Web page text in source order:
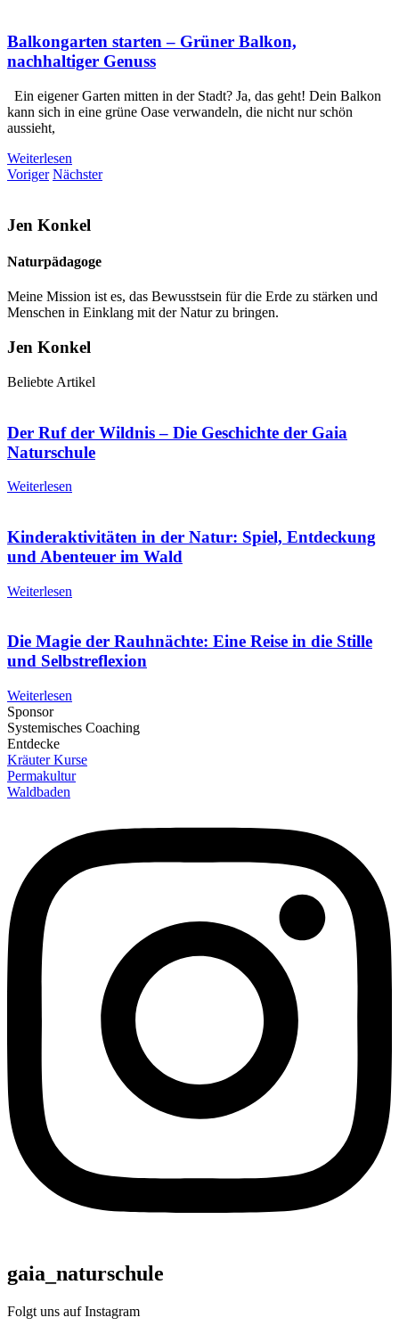
Balkongarten starten – Grüner Balkon,
nachhaltiger Genuss
Ein eigener Garten mitten in der Stadt? Ja, das geht! Dein Balkon
kann sich in eine grüne Oase verwandeln, die nicht nur schön
aussieht,
Weiterlesen
Voriger Nächster
Jen Konkel
Naturpädagoge
Meine Mission ist es, das Bewusstsein für die Erde zu stärken und
Menschen in Einklang mit der Natur zu bringen.
Jen Konkel
Beliebte Artikel
Der Ruf der Wildnis – Die Geschichte der Gaia
Naturschule
Weiterlesen
Kinderaktivitäten in der Natur: Spiel, Entdeckung
und Abenteuer im Wald
Weiterlesen
Die Magie der Rauhnächte: Eine Reise in die Stille
und Selbstreflexion
Weiterlesen
Sponsor
Systemisches Coaching
Entdecke
Kräuter Kurse
Permakultur
Waldbaden
gaia_naturschule
Folgt uns auf Instagram